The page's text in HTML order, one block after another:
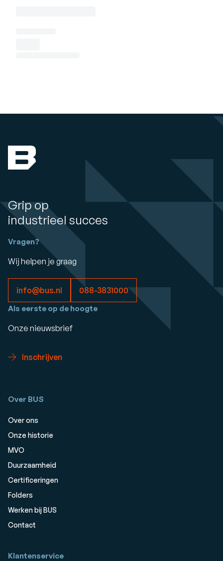
Grip op
industrieel succes
Vragen?
Wij helpen je graag
info@bus.nl 088-3831000
Als eerste op de hoogte
Onze nieuwsbrief
Inschrijven
Over BUS
Over ons
Onze historie
MVO
Duurzaamheid
Certificeringen
Folders
Werken bij BUS
Contact
Klantenservice